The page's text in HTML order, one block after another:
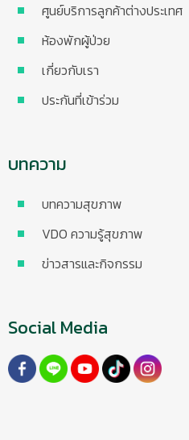
ศูนย์บริการลูกค้าต่างประเทศ
ห้องพักผู้ป่วย
เกี่ยวกับเรา
ประกันที่เข้าร่วม
บทความ
บทความสุขภาพ
VDO ความรู้สุขภาพ
ข่าวสารและกิจกรรม
Social Media